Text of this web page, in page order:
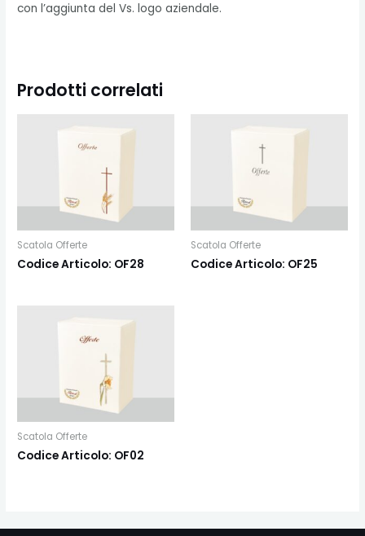
con l’aggiunta del Vs. logo aziendale.
Prodotti correlati
Scatola Offerte
Codice Articolo: OF28
Scatola Offerte
Codice Articolo: OF25
Scatola Offerte
Codice Articolo: OF02